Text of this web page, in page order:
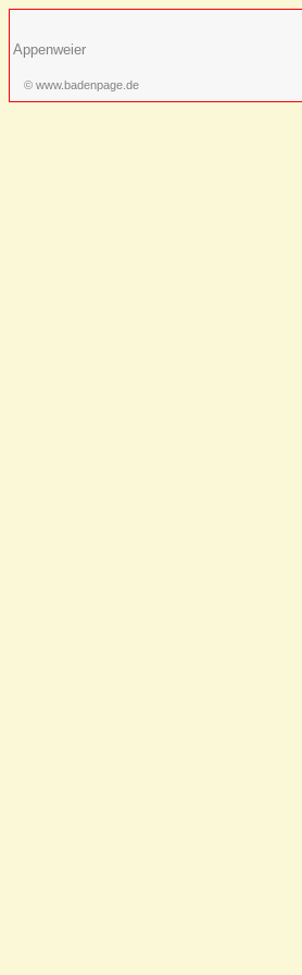
Appenweier
© www.badenpage.de